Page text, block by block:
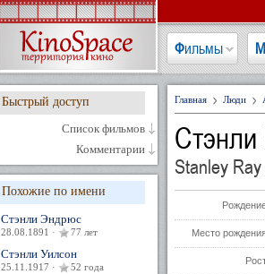
Фильмы
Быстрый доступ
Список фильмов
Комментарии
Похожие по имени
Стэнли Эндрюс
28.08.1891 · 77 лет
Стэнли Уилсон
25.11.1917 · 52 года
Главная Люди
Stanley
Место